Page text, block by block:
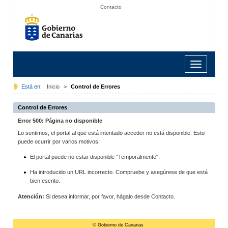
Contacto
Toggle
navigation
Está en: Inicio > Control de Errores
Control de Errores
Error 500: Página no disponible
Lo sentimos, el portal al que está intentado acceder no está disponible. Esto
puede ocurrir por varios motivos:
El portal puede no estar disponible "Temporalmente".
Ha introducido un URL incorrecto. Compruebe y asegúrese de que está
bien escrito.
Atención: Si desea informar, por favor, hágalo desde Contacto.
© Gobierno de Canarias